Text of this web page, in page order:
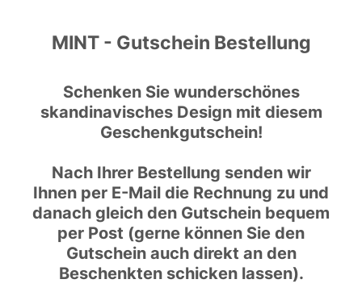
MINT - Gutschein Bestellung
Schenken Sie wunderschönes
skandinavisches Design mit diesem
Geschenkgutschein!
Nach Ihrer Bestellung senden wir
Ihnen per E-Mail die Rechnung zu und
danach gleich den Gutschein bequem
per Post (gerne können Sie den
Gutschein auch direkt an den
Beschenkten schicken lassen).